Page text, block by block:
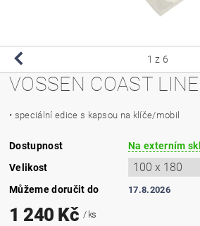
1 z 6
VOSSEN COAST
• speciální edice s kapsou na klíče/mobil
Dostupnost
Na externím
Velikost
Můžeme doručit do
17.8.2026
1 240 Kč / ks